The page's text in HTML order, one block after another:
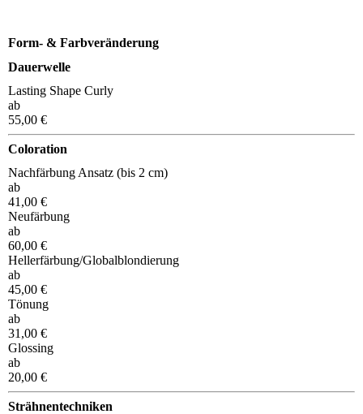
Form- & Farbveränderung
Dauerwelle
Lasting Shape Curly
ab
55,00 €
Coloration
Nachfärbung Ansatz (bis 2 cm)
ab
41,00 €
Neufärbung
ab
60,00 €
Hellerfärbung/Globalblondierung
ab
45,00 €
Tönung
ab
31,00 €
Glossing
ab
20,00 €
Strähnentechniken